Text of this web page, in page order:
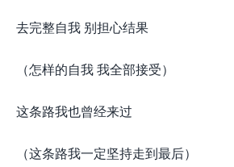
去完整自我 别担心结果
（怎样的自我 我全部接受）
这条路我也曾经来过
（这条路我一定坚持走到最后）